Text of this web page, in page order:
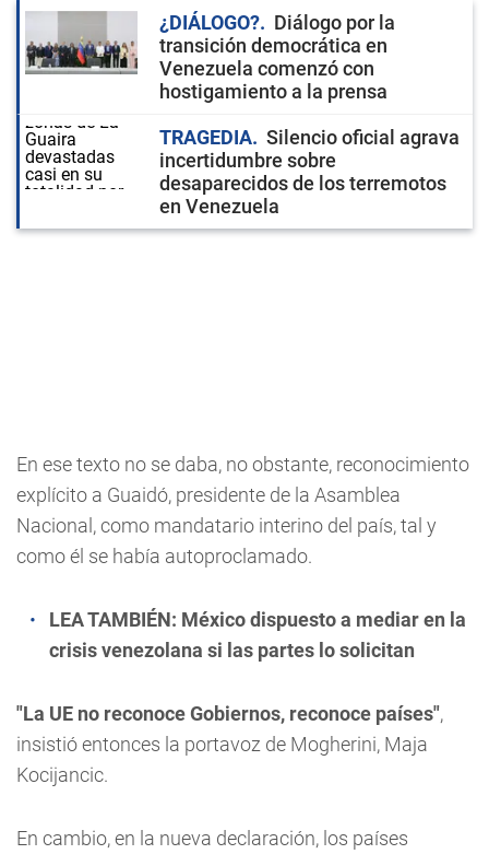
¿DIÁLOGO?
Diálogo por la
transición democrática en
Venezuela comenzó con
hostigamiento a la prensa
TRAGEDIA
Silencio oficial agrava
incertidumbre sobre
desaparecidos de los terremotos
en Venezuela
En ese texto no se daba, no obstante, reconocimiento
explícito a Guaidó, presidente de la Asamblea
Nacional, como mandatario interino del país, tal y
como él se había autoproclamado.
LEA TAMBIÉN: México dispuesto a mediar en la
crisis venezolana si las partes lo solicitan
"La UE no reconoce Gobiernos, reconoce países",
insistió entonces la portavoz de Mogherini, Maja
Kocijancic.
En cambio, en la nueva declaración, los países